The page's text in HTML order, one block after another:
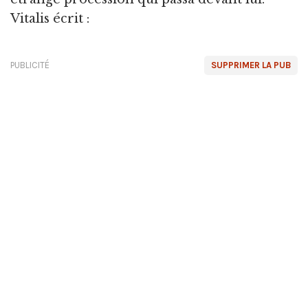
Vitalis écrit :
SUPPRIMER LA PUB
PUBLICITÉ